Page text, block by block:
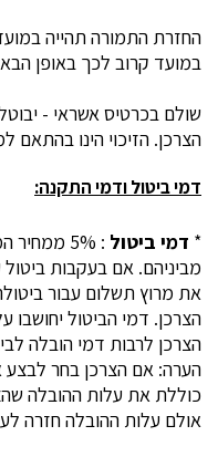
החזרת התמורה תהייה
במועד קרוב לכך באופן
שולם בכרטיס אשראי -
הצרכן. הזיכוי הינו בהתאם
דמי ביטול ודמי התקנה:
* דמי ביטול
מביניהם. אם בעקבות
את מרוץ תשלום עבור
הצרכן. דמי הביטול
הצרכן לרבות דמי הובלה
הערה: אם הצרכן בחר
כוללת את עלות ההובלה
אולם עלות ההובלה חזרה